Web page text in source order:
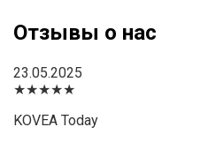
Отзывы о нас
23.05.2025
★★★★★
KOVEA Today